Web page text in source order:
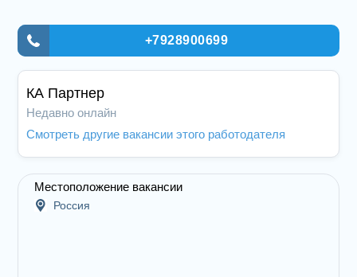
+7928900699
КА Партнер
Недавно онлайн
Смотреть другие вакансии этого работодателя
Местоположение вакансии
Россия